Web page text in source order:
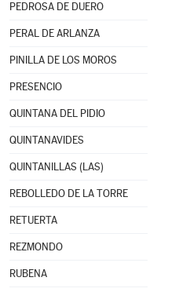
PEDROSA DE DUERO
PERAL DE ARLANZA
PINILLA DE LOS MOROS
PRESENCIO
QUINTANA DEL PIDIO
QUINTANAVIDES
QUINTANILLAS (LAS)
REBOLLEDO DE LA TORRE
RETUERTA
REZMONDO
RUBENA